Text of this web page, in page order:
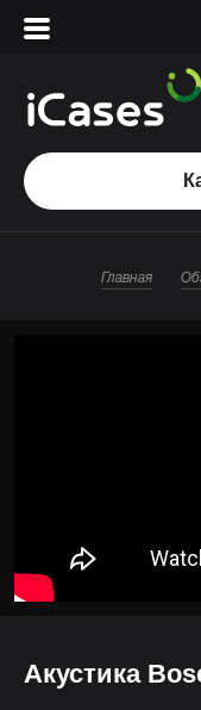
Вход
Сервисный центр
О магазине
Главная
Акустика